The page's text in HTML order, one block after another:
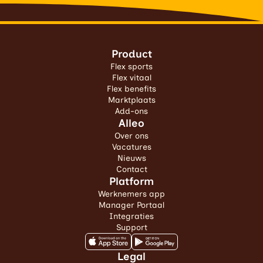
Product
Flex sports
Flex vitaal
Flex benefits
Marktplaats
Add-ons
Platform
Werknemers app
Manager Portaal
Integraties
Support
Alleo
Over ons
Vacatures
Nieuws
Contact
Legal